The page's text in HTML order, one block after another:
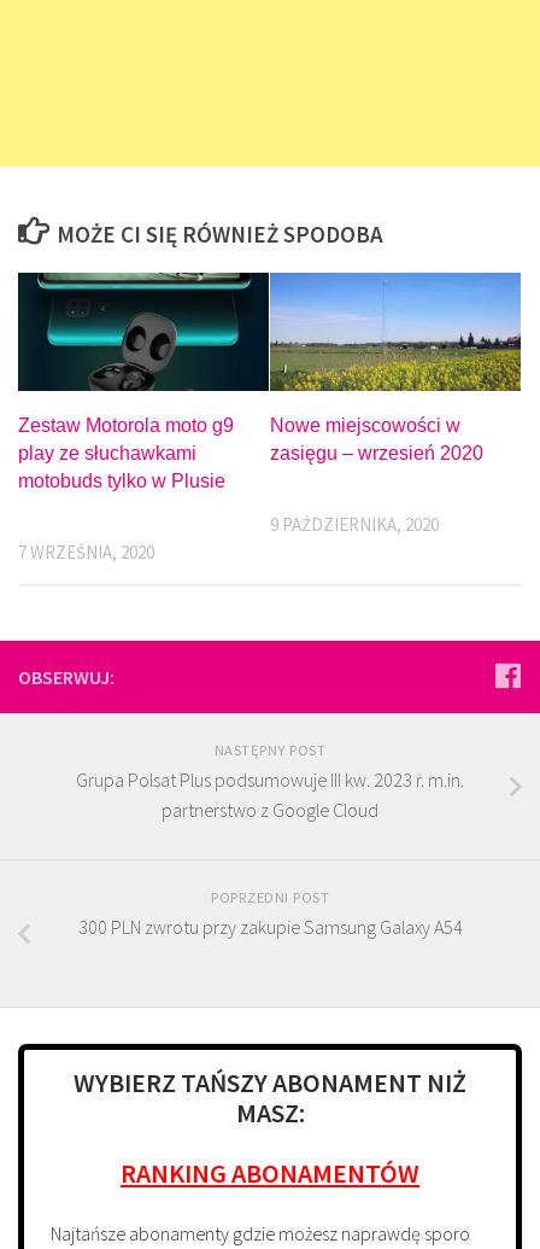
MOŻE CI SIĘ RÓWNIEŻ SPODOBA
Zestaw Motorola moto g9
play ze słuchawkami
motobuds tylko w Plusie
7 WRZEŚNIA, 2020
Nowe miejscowości w
zasięgu – wrzesień 2020
9 PAŹDZIERNIKA, 2020
OBSERWUJ:
NASTĘPNY POST
Grupa Polsat Plus podsumowuje III kw. 2023 r. m.in.
partnerstwo z Google Cloud
POPRZEDNI POST
300 PLN zwrotu przy zakupie Samsung Galaxy A54
WYBIERZ TAŃSZY ABONAMENT NIŻ
MASZ:
RANKING ABONAMENTÓW
Najtańsze abonamenty gdzie możesz naprawdę sporo